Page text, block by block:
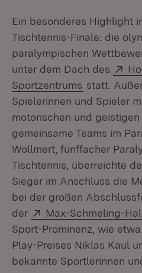
Ein besonderes Highlight
Tischtennis-Finale: die
paralympischen
unter dem Dach des
Sportzentrums (Öffnet in
statt.
Spielerinnen und Spieler
motorischen und
gemeinsame Teams im
Wollmert, fünffacher
Tischtennis, überreichte
Sieger im Anschluss die
bei der großen
der
Extern:
Max-Schmeling-
Sport-Prominenz, wie
Play-Preises Niklas Kaul
bekannte Sportlerinnen